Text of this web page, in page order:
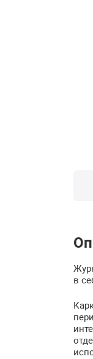
в